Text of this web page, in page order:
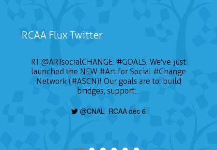
RCAA Flux Twitter
RT@ARTsocialCHANGE: #GOALS: We've just
launched the NEW #Art for Social #Change
Network (#ASCN)! Our goals are to: build
bridges, support…
@CNAL_RCAA déc 6